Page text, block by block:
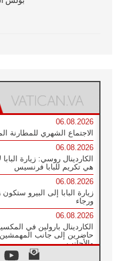
06.08.2026
الاجتماع الشهري للمطارنة
06.08.2026
الكاردينال روسي: زيارة
هي تكريم للبابا فرنسيس
06.08.2026
زيارة البابا إلى البيرو
ورجاء
06.08.2026
الكاردينال بارولين في
حاضرين إلى جانب المهمشين
والأجانب